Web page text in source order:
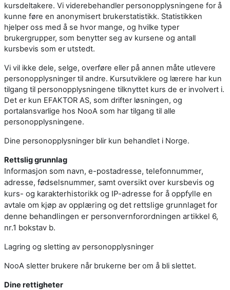
kursdeltakere. Vi viderebehandler personopplysningene for å
kunne føre en anonymisert brukerstatistikk. Statistikken
hjelper oss med å se hvor mange, og hvilke typer
brukergrupper, som benytter seg av kursene og antall
kursbevis som er utstedt.
Vi vil ikke dele, selge, overføre eller på annen måte utlevere
personopplysninger til andre. Kursutviklere og lærere har kun
tilgang til personopplysningene tilknyttet kurs de er involvert i.
Det er kun EFAKTOR AS, som drifter løsningen, og
portalansvarlige hos NooA som har tilgang til alle
personopplysningene.
Dine personopplysninger blir kun behandlet i Norge.
Rettslig grunnlag
Informasjon som navn, e-postadresse, telefonnummer,
adresse, fødselsnummer, samt oversikt over kursbevis og
kurs- og karakterhistorikk og IP-adresse for å oppfylle en
avtale om kjøp av opplæring og det rettslige grunnlaget for
denne behandlingen er personvernforordningen artikkel 6,
nr.1 bokstav b.
Lagring og sletting av personopplysninger
NooA sletter brukere når brukerne ber om å bli slettet.
Dine rettigheter